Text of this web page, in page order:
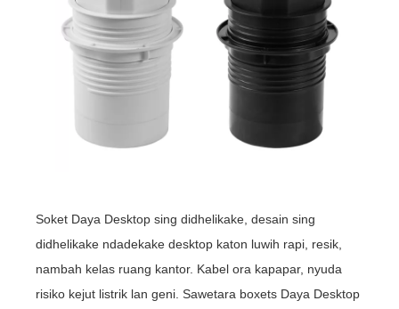
Soket Daya Desktop sing didhelikake, desain sing
didhelikake ndadekake desktop katon luwih rapi, resik,
nambah kelas ruang kantor. Kabel ora kapapar, nyuda
risiko kejut listrik lan geni. Sawetara boxets Daya Desktop